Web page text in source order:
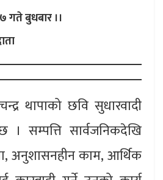
गते बुधबार ।।
थापाको छवि सुधारवादी
। सम्पत्ति सार्वजनिकदेखि
अनुशासनहीन काम, आर्थिक